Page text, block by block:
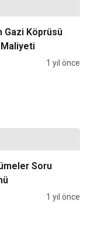
Gazi Köprüsü
Maliyeti
1 yıl önce
Soru
1 yıl önce